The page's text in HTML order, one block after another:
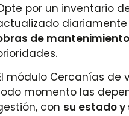
por un inventario
de mantenimiento
módulo Cercanías de
momento las
con su estado